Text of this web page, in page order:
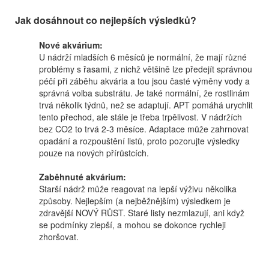
Jak dosáhnout co nejlepších výsledků?
Nové akvárium:
U nádrží mladších 6 měsíců je normální, že mají různé
problémy s řasami, z nichž většině lze předejít správnou
péčí při záběhu akvária a tou jsou časté výměny vody a
správná volba substrátu. Je také normální, že rostlinám
trvá několik týdnů, než se adaptují. APT pomáhá urychlit
tento přechod, ale stále je třeba trpělivost. V nádržích
bez CO2 to trvá 2-3 měsíce. Adaptace může zahrnovat
opadání a rozpouštění listů, proto pozorujte výsledky
pouze na nových přírůstcích.
Zaběhnuté akvárium:
Starší nádrž může reagovat na lepší výživu několika
způsoby. Nejlepším (a nejběžnějším) výsledkem je
zdravější NOVÝ RŮST. Staré listy nezmlazují, ani když
se podmínky zlepší, a mohou se dokonce rychleji
zhoršovat.